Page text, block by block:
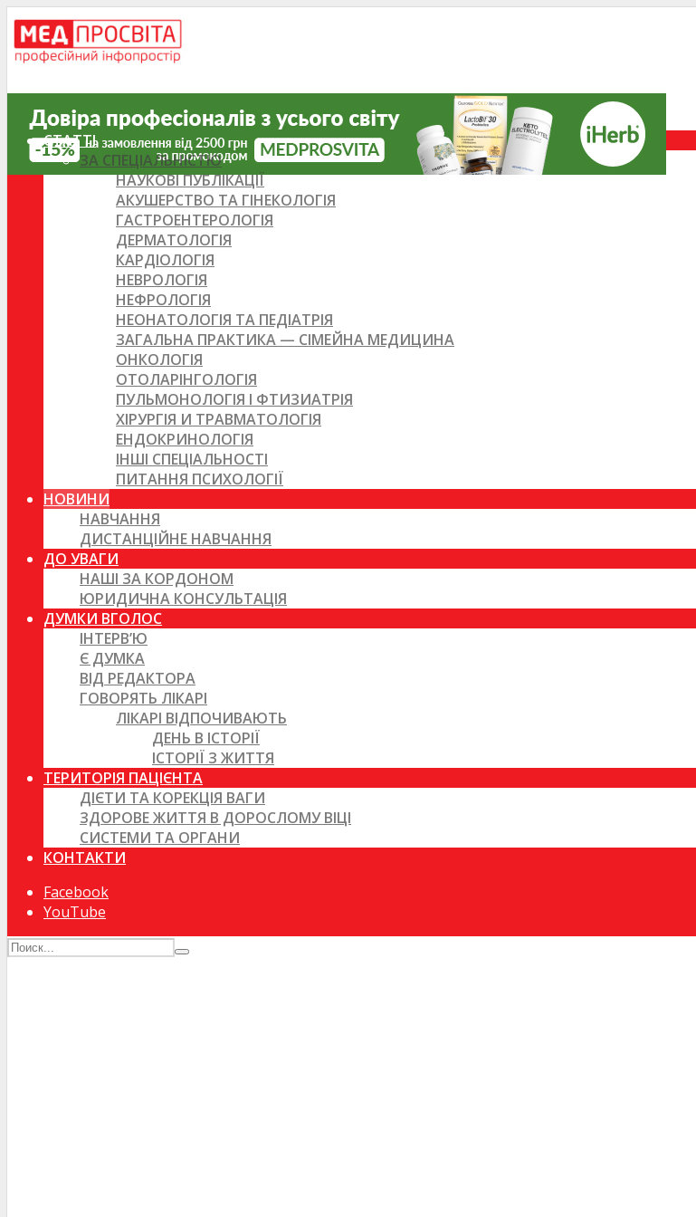
СТАТТІ
ЗА СПЕЦІАЛЬНІСТЮ
НАУКОВІ ПУБЛІКАЦІЇ
АКУШЕРСТВО ТА ГІНЕКОЛОГІЯ
ГАСТРОЕНТЕРОЛОГІЯ
ДЕРМАТОЛОГІЯ
КАРДІОЛОГІЯ
НЕВРОЛОГІЯ
НЕФРОЛОГІЯ
НЕОНАТОЛОГІЯ ТА ПЕДІАТРІЯ
ЗАГАЛЬНА ПРАКТИКА — СІМЕЙНА МЕДИЦИНА
ОНКОЛОГІЯ
ОТОЛАРІНГОЛОГІЯ
ПУЛЬМОНОЛОГІЯ І ФТИЗИАТРІЯ
ХІРУРГІЯ И ТРАВМАТОЛОГІЯ
ЕНДОКРИНОЛОГІЯ
ІНШІ СПЕЦІАЛЬНОСТІ
ПИТАННЯ ПСИХОЛОГІЇ
НОВИНИ
НАВЧАННЯ
ДИСТАНЦІЙНЕ НАВЧАННЯ
ДО УВАГИ
НАШІ ЗА КОРДОНОМ
ЮРИДИЧНА КОНСУЛЬТАЦІЯ
ДУМКИ ВГОЛОС
ІНТЕРВ’Ю
Є ДУМКА
ВІД РЕДАКТОРА
ГОВОРЯТЬ ЛІКАРІ
ЛІКАРІ ВІДПОЧИВАЮТЬ
ДЕНЬ В ІСТОРІЇ
ІСТОРІЇ З ЖИТТЯ
ТЕРИТОРІЯ ПАЦІЄНТА
ДІЄТИ ТА КОРЕКЦІЯ ВАГИ
ЗДОРОВЕ ЖИТТЯ В ДОРОСЛОМУ ВІЦІ
СИСТЕМИ ТА ОРГАНИ
КОНТАКТИ
Facebook
YouTube